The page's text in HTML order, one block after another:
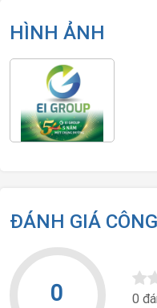
HÌNH ẢNH
ĐÁNH GIÁ
0 0